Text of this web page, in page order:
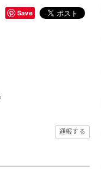
Save
通報する